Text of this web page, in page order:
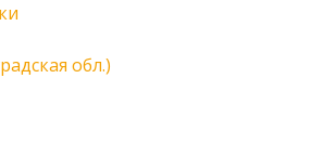
обл.)